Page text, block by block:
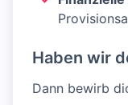
Haben wir
Dann bewirb